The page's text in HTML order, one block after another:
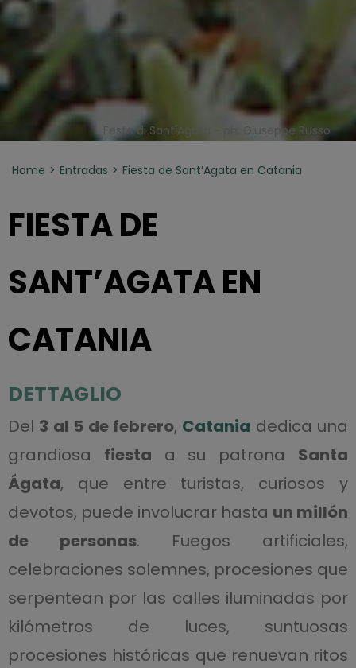
Festa di Sant'Agata - ph. Giuseppe Russo
Home Entradas Fiesta de Sant’Agata en Catania
FIESTA DE
SANT’AGATA EN
CATANIA
DETTAGLIO
Del 3 al 5 de febrero, Catania dedica una
grandiosa fiesta a su patrona Santa
Ágata, que entre turistas, curiosos y
devotos, puede involucrar hasta un millón
de personas. Fuegos artificiales,
celebraciones solemnes, procesiones que
serpentean por las calles iluminadas por
kilómetros de luces, suntuosas
procesiones históricas que renuevan ritos